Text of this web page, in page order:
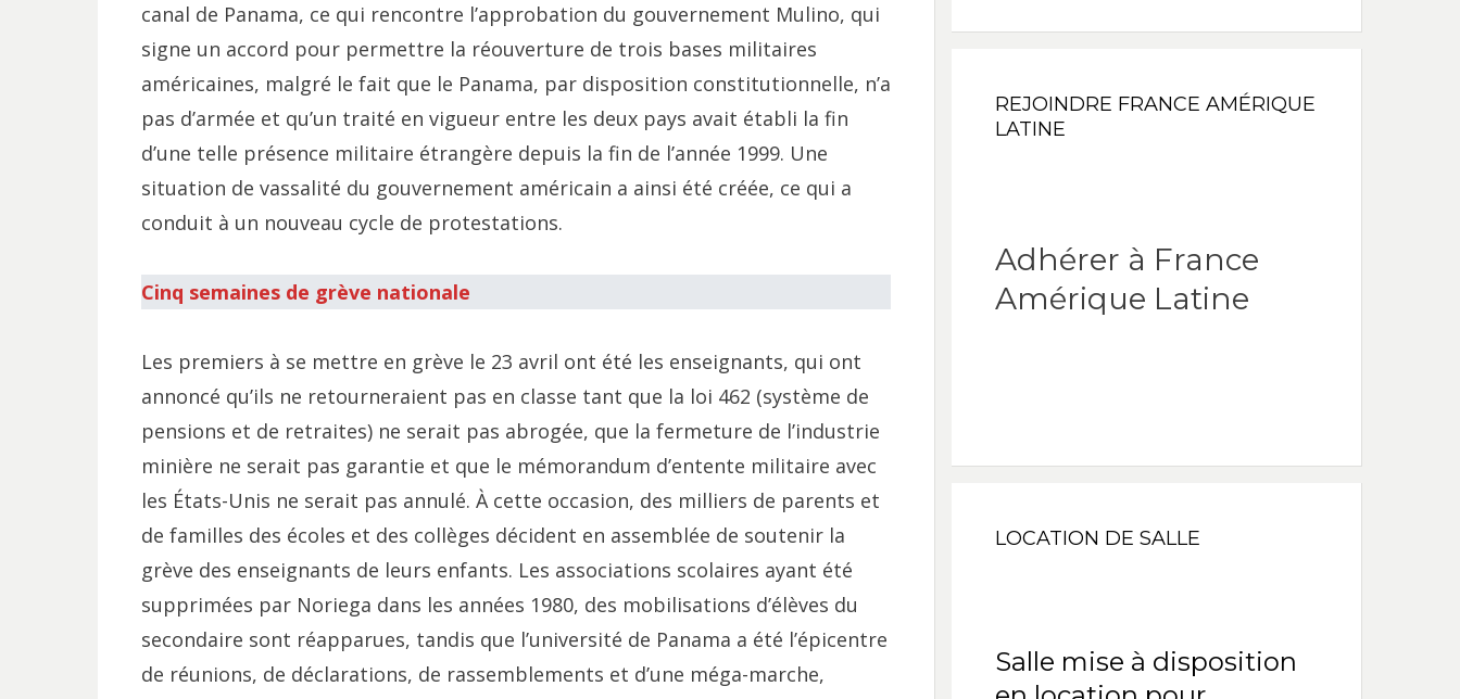
canal de Panama, ce qui rencontre l’approbation du gouvernement Mulino, qui
signe un accord pour permettre la réouverture de trois bases militaires
américaines, malgré le fait que le Panama, par disposition constitutionnelle, n’a
pas d’armée et qu’un traité en vigueur entre les deux pays avait établi la fin
d’une telle présence militaire étrangère depuis la fin de l’année 1999. Une
situation de vassalité du gouvernement américain a ainsi été créée, ce qui a
conduit à un nouveau cycle de protestations.
Cinq semaines de grève nationale
Les premiers à se mettre en grève le 23 avril ont été les enseignants, qui ont
annoncé qu’ils ne retourneraient pas en classe tant que la loi 462 (système de
pensions et de retraites) ne serait pas abrogée, que la fermeture de l’industrie
minière ne serait pas garantie et que le mémorandum d’entente militaire avec
les États-Unis ne serait pas annulé. À cette occasion, des milliers de parents et
de familles des écoles et des collèges décident en assemblée de soutenir la
grève des enseignants de leurs enfants. Les associations scolaires ayant été
supprimées par Noriega dans les années 1980, des mobilisations d’élèves du
secondaire sont réapparues, tandis que l’université de Panama a été l’épicentre
de réunions, de déclarations, de rassemblements et d’une méga-marche,
REJOINDRE FRANCE AMÉRIQUE
LATINE
Adhérer à France
Amérique Latine
LOCATION DE SALLE
Salle mise à disposition